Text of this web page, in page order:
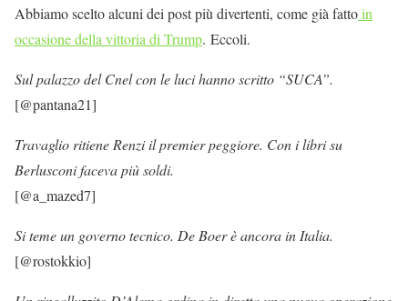
Abbiamo scelto alcuni dei post più divertenti, come già fattoin
occasione della vittoria di Trump. Eccoli.
Sul palazzo del Cnel con le luci hanno scritto “SUCA”.
[@pantana21]
Travaglio ritiene Renzi il premier peggiore. Con i libri su
Berlusconi faceva più soldi.
[@a_mazed7]
Si teme un governo tecnico. De Boer è ancora in Italia.
[@rostokkio]